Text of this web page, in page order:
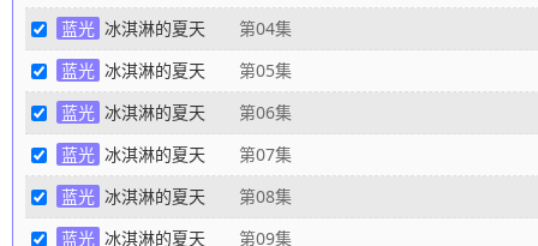
蓝光 冰淇淋的夏天 第04集
蓝光 冰淇淋的夏天 第05集
蓝光 冰淇淋的夏天 第06集
蓝光 冰淇淋的夏天 第07集
蓝光 冰淇淋的夏天 第08集
蓝光 冰淇淋的夏天 第09集